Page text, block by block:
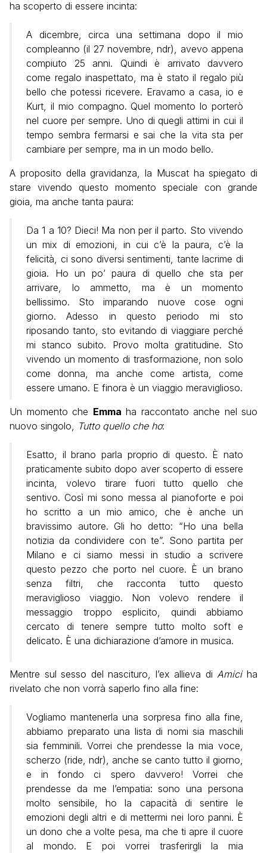
ha scoperto di essere incinta:
A dicembre, circa una settimana dopo il mio
compleanno (il 27 novembre, ndr), avevo appena
compiuto 25 anni. Quindi è arrivato davvero
come regalo inaspettato, ma è stato il regalo più
bello che potessi ricevere. Eravamo a casa, io e
Kurt, il mio compagno. Quel momento lo porterò
nel cuore per sempre. Uno di quegli attimi in cui il
tempo sembra fermarsi e sai che la vita sta per
cambiare per sempre, ma in un modo bello.
A proposito della gravidanza, la Muscat ha spiegato di
stare vivendo questo momento speciale con grande
gioia, ma anche tanta paura:
Da 1 a 10? Dieci! Ma non per il parto. Sto vivendo
un mix di emozioni, in cui c’è la paura, c’è la
felicità, ci sono diversi sentimenti, tante lacrime di
gioia. Ho un po’ paura di quello che sta per
arrivare, lo ammetto, ma è un momento
bellissimo. Sto imparando nuove cose ogni
giorno. Adesso in questo periodo mi sto
riposando tanto, sto evitando di viaggiare perché
mi stanco subito. Provo molta gratitudine. Sto
vivendo un momento di trasformazione, non solo
come donna, ma anche come artista, come
essere umano. E finora è un viaggio meraviglioso.
Un momento che Emma ha raccontato anche nel suo
nuovo singolo, Tutto quello che ho:
Esatto, il brano parla proprio di questo. È nato
praticamente subito dopo aver scoperto di essere
incinta, volevo tirare fuori tutto quello che
sentivo. Così mi sono messa al pianoforte e poi
ho scritto a un mio amico, che è anche un
bravissimo autore. Gli ho detto: “Ho una bella
notizia da condividere con te”. Sono partita per
Milano e ci siamo messi in studio a scrivere
questo pezzo che porto nel cuore. È un brano
senza filtri, che racconta tutto questo
meraviglioso viaggio. Non volevo rendere il
messaggio troppo esplicito, quindi abbiamo
cercato di tenere sempre tutto molto soft e
delicato. È una dichiarazione d’amore in musica.
Mentre sul sesso del nascituro, l’ex allieva diAmiciha
rivelato che non vorrà saperlo fino alla fine:
Vogliamo mantenerla una sorpresa fino alla fine,
abbiamo preparato una lista di nomi sia maschili
sia femminili. Vorrei che prendesse la mia voce,
scherzo (ride, ndr), anche se canto tutto il giorno,
e in fondo ci spero davvero! Vorrei che
prendesse da me l’empatia: sono una persona
molto sensibile, ho la capacità di sentire le
emozioni degli altri e di mettermi nei loro panni. È
un dono che a volte pesa, ma che ti apre il cuore
al mondo. E poi vorrei trasferirgli la mia